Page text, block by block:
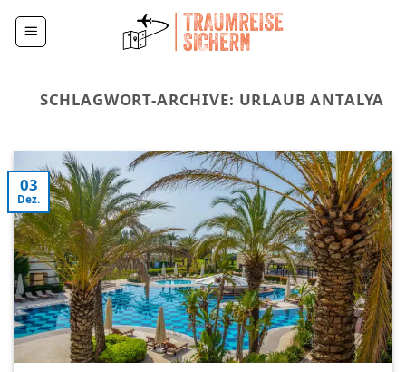
Zum
Inhalt
SCHLAGWORT-ARCHIVE: URLAUB ANTALYA
03
Dez.